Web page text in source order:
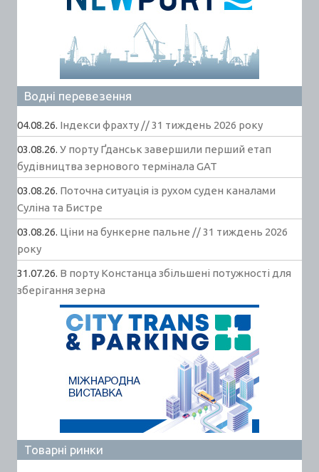
Водні перевезення
04.08.26. Індекси фрахту // 31 тиждень 2026 року
03.08.26. У порту Ґданськ завершили перший етап
будівництва зернового термінала GAT
03.08.26. Поточна ситуація із рухом суден каналами
Суліна та Бистре
03.08.26. Ціни на бункерне пальне // 31 тиждень 2026
року
31.07.26. В порту Констанца збільшені потужності для
зберігання зерна
Товарні ринки